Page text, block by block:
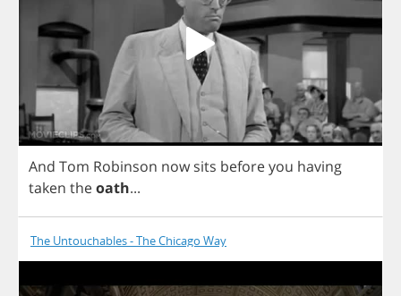
And Tom Robinson now sits beforeyou having
taken theoath...
The Untouchables - The Chicago Way